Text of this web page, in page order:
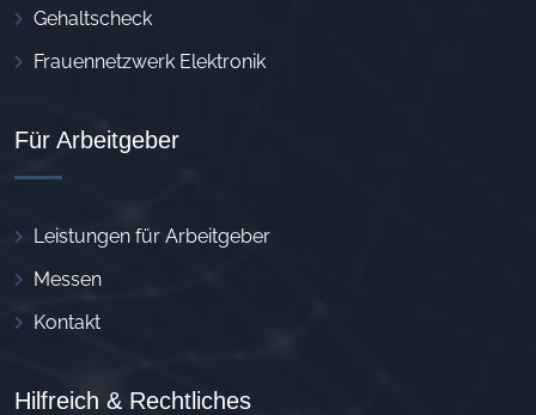
Gehaltscheck
Frauennetzwerk Elektronik
Für Arbeitgeber
Leistungen für Arbeitgeber
Messen
Kontakt
Hilfreich & Rechtliches